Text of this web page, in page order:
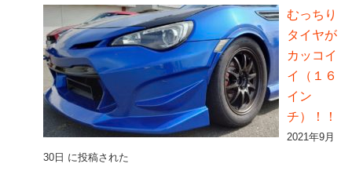
むっちり
タイヤが
カッコイ
イ（１６
イン
チ）！！
2021年9月
30日 に投稿された